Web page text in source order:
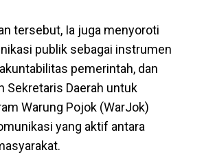
tersebut, Ia juga menyoroti
publik sebagai instrumen
pemerintah, dan
Sekretaris Daerah untuk
Warung Pojok (WarJok)
yang aktif antara